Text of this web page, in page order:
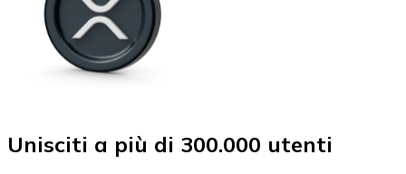
Unisciti a più di 300.000 utenti